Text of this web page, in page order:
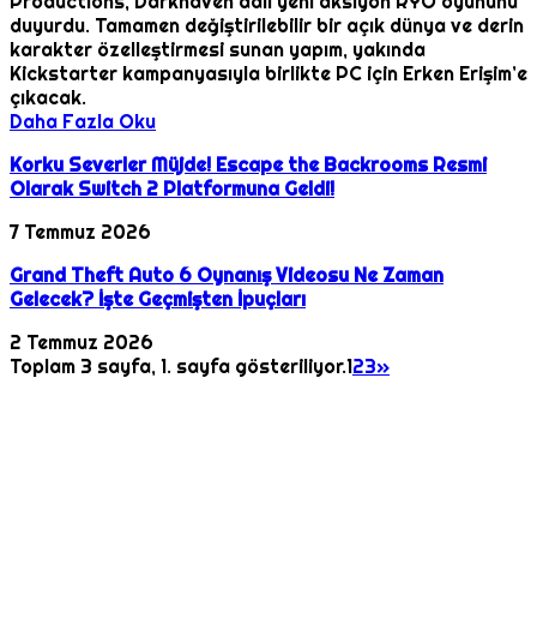
duyurdu. Tamamen değiştirilebilir bir açık dünya ve derin
karakter özelleştirmesi sunan yapım, yakında
Kickstarter kampanyasıyla birlikte PC için Erken Erişim’e
çıkacak.
Daha Fazla Oku
Korku Severler Müjde! Escape the Backrooms Resmi
Olarak Switch 2 Platformuna Geldi!
7 Temmuz 2026
Grand Theft Auto 6 Oynanış Videosu Ne Zaman
Gelecek? İşte Geçmişten İpuçları
2 Temmuz 2026
Toplam 3 sayfa, 1. sayfa gösteriliyor.123»